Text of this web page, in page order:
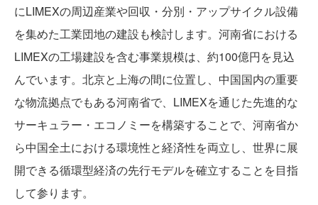
にLIMEXの周辺産業や回収・分別・アップサイクル設備
を集めた工業団地の建設も検討します。河南省における
LIMEXの工場建設を含む事業規模は、約100億円を見込
んでいます。北京と上海の間に位置し、中国国内の重要
な物流拠点でもある河南省で、LIMEXを通じた先進的な
サーキュラー・エコノミーを構築することで、河南省か
ら中国全土における環境性と経済性を両立し、世界に展
開できる循環型経済の先行モデルを確立することを目指
して参ります。